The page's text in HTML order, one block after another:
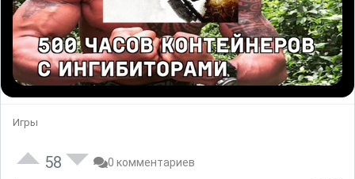
Игры
58 0 комментариев